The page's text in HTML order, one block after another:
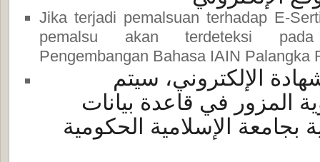
Jika terjadi pemalsuan terhadap E-
pemalsu akan terdeteksi
Pengembangan Bahasa IAIN Palangka
الإلكتروني، سيتم
المزور في قاعدة بيانات
بجامعة الإسلامية الحكومية